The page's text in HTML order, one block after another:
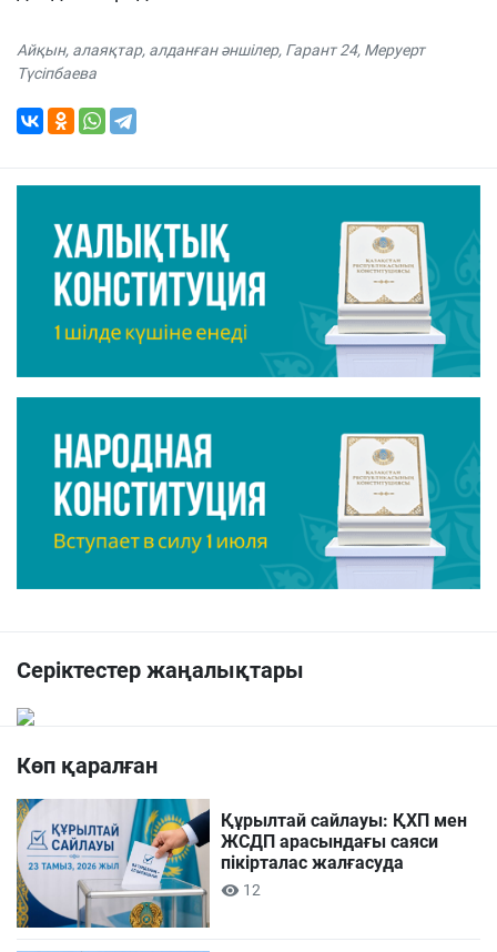
Айқын, алаяқтар, алданған әншілер, Гарант 24, Меруерт
Түсіпбаева
Серіктестер жаңалықтары
Көп қаралған
Құрылтай сайлауы: ҚХП мен
ЖСДП арасындағы саяси
пікірталас жалғасуда
12